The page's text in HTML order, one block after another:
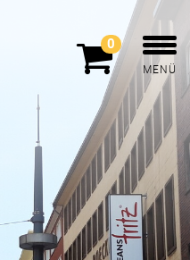
0
MENÜ